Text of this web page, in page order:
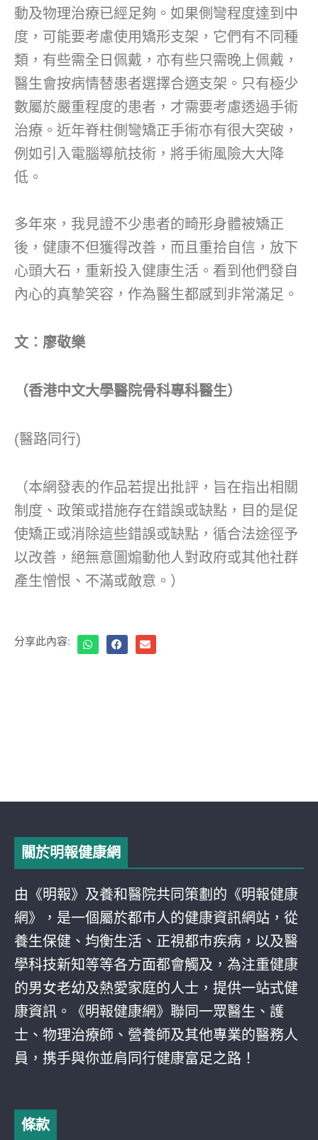
動及物理治療已經足夠。如果側彎程度達到中
度，可能要考慮使用矯形支架，它們有不同種
類，有些需全日佩戴，亦有些只需晚上佩戴，
醫生會按病情替患者選擇合適支架。只有極少
數屬於嚴重程度的患者，才需要考慮透過手術
治療。近年脊柱側彎矯正手術亦有很大突破，
例如引入電腦導航技術，將手術風險大大降
低。
多年來，我見證不少患者的畸形身體被矯正
後，健康不但獲得改善，而且重拾自信，放下
心頭大石，重新投入健康生活。看到他們發自
內心的真摯笑容，作為醫生都感到非常滿足。
文︰廖敬樂
（香港中文大學醫院骨科專科醫生）
(醫路同行)
（本網發表的作品若提出批評，旨在指出相關
制度、政策或措施存在錯誤或缺點，目的是促
使矯正或消除這些錯誤或缺點，循合法途徑予
以改善，絕無意圖煽動他人對政府或其他社群
產生憎恨、不滿或敵意。）
分享此內容:
關於明報健康網
由《明報》及養和醫院共同策劃的《明報健康
網》，是一個屬於都巿人的健康資訊網站，從
養生保健、均衡生活、正視都巿疾病，以及醫
學科技新知等等各方面都會觸及，為注重健康
的男女老幼及熱愛家庭的人士，提供一站式健
康資訊。《明報健康網》聯同一眾醫生、護
士、物理治療師、營養師及其他專業的醫務人
員，携手與你並肩同行健康富足之路！
條款